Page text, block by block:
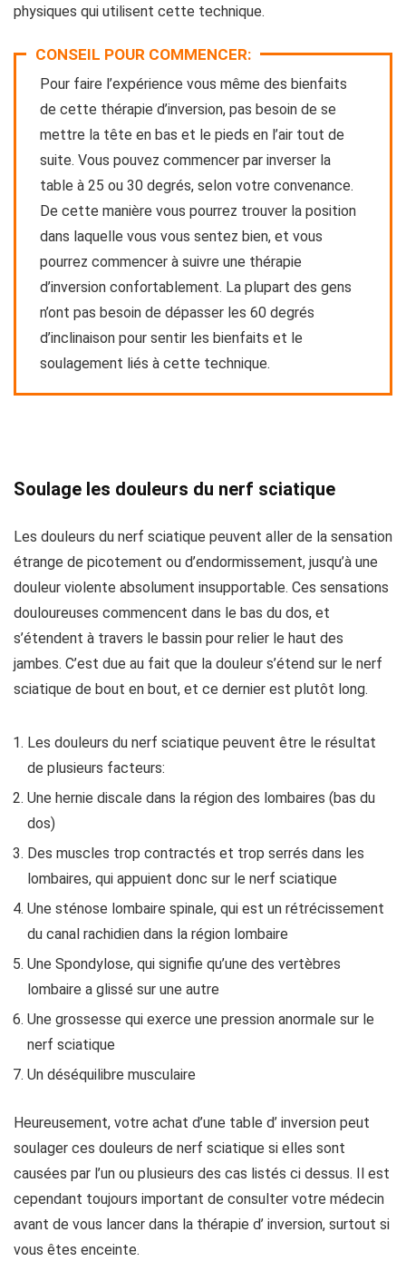
physiques qui utilisent cette technique.
CONSEIL POUR COMMENCER:
Pour faire l’expérience vous même des bienfaits
de cette thérapie d’inversion, pas besoin de se
mettre la tête en bas et le pieds en l’air tout de
suite. Vous pouvez commencer par inverser la
table à 25 ou 30 degrés, selon votre convenance.
De cette manière vous pourrez trouver la position
dans laquelle vous vous sentez bien, et vous
pourrez commencer à suivre une thérapie
d’inversion confortablement. La plupart des gens
n’ont pas besoin de dépasser les 60 degrés
d’inclinaison pour sentir les bienfaits et le
soulagement liés à cette technique.
Soulage les douleurs du nerf sciatique
Les douleurs du nerf sciatique peuvent aller de la sensation
étrange de picotement ou d’endormissement, jusqu’à une
douleur violente absolument insupportable. Ces sensations
douloureuses commencent dans le bas du dos, et
s’étendent à travers le bassin pour relier le haut des
jambes. C’est due au fait que la douleur s’étend sur le nerf
sciatique de bout en bout, et ce dernier est plutôt long.
Les douleurs du nerf sciatique peuvent être le résultat
de plusieurs facteurs:
Une hernie discale dans la région des lombaires (bas du
dos)
Des muscles trop contractés et trop serrés dans les
lombaires, qui appuient donc sur le nerf sciatique
Une sténose lombaire spinale, qui est un rétrécissement
du canal rachidien dans la région lombaire
Une Spondylose, qui signifie qu’une des vertèbres
lombaire a glissé sur une autre
Une grossesse qui exerce une pression anormale sur le
nerf sciatique
Un déséquilibre musculaire
Heureusement, votre achat d’une table d’ inversion peut
soulager ces douleurs de nerf sciatique si elles sont
causées par l’un ou plusieurs des cas listés ci dessus. Il est
cependant toujours important de consulter votre médecin
avant de vous lancer dans la thérapie d’ inversion, surtout si
vous êtes enceinte.